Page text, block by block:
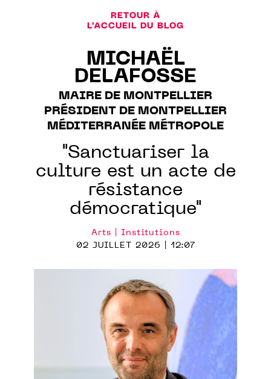
RETOUR À
L'ACCUEIL DU BLOG
MICHAËL
DELAFOSSE
MAIRE DE MONTPELLIER
PRÉSIDENT DE MONTPELLIER
MÉDITERRANÉE MÉTROPOLE
"Sanctuariser la
culture est un acte de
résistance
démocratique"
Arts | Institutions
02 JUILLET 2026 | 12:07